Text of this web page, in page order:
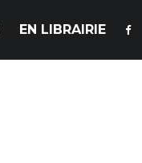
EN LIBRAIRIE